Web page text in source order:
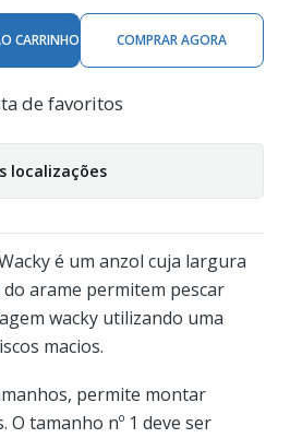
CARRINHO COMPRAR AGORA
de favoritos
localizações
é um anzol cuja largura
arame permitem pescar
wacky utilizando uma
macios.
permite montar
O tamanho nº 1 deve ser